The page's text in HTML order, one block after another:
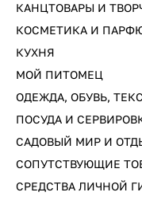
КАНЦТОВАРЫ И
КОСМЕТИКА И
КУХНЯ
МОЙ ПИТОМЕЦ
ОДЕЖДА, ОБУВЬ,
ПОСУДА И
САДОВЫЙ МИР И
СОПУТСТВУЮЩИЕ
СРЕДСТВА ЛИЧНОЙ